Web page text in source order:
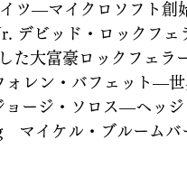
ツ―マイクロソフト創
デビッド・ロックフ
した大富豪ロックフェラ
レン・バフェット―世
ョージ・ソロス―ヘッ
マイケル・ブルーム